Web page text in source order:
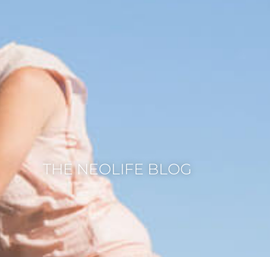
THE NEOLIFE BLOG